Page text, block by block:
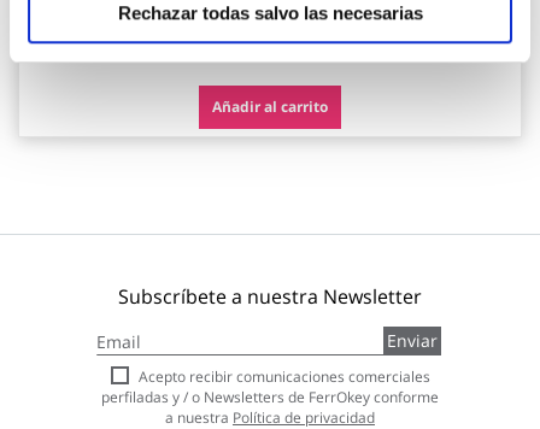
Rechazar todas salvo las necesarias
117,90 €
Añadir al carrito
Subscríbete a nuestra Newsletter
a
nuestro
boletín
de
Enviar
Acepto recibir comunicaciones comerciales
perfiladas y / o Newsletters de FerrOkey conforme
a nuestra Política de privacidad